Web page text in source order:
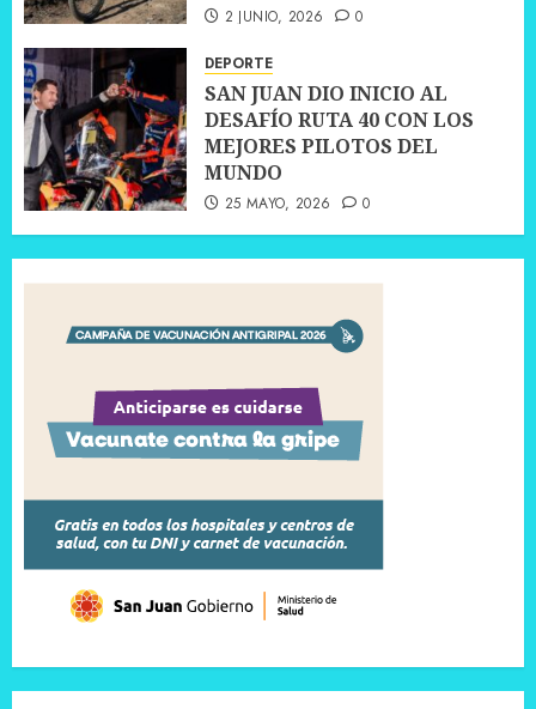
2 JUNIO, 2026 0
DEPORTE
SAN JUAN DIO INICIO AL
DESAFÍO RUTA 40 CON LOS
MEJORES PILOTOS DEL
MUNDO
25 MAYO, 2026 0